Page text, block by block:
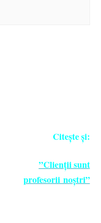
Citește și:
”Clienții sunt
profesorii noștri”